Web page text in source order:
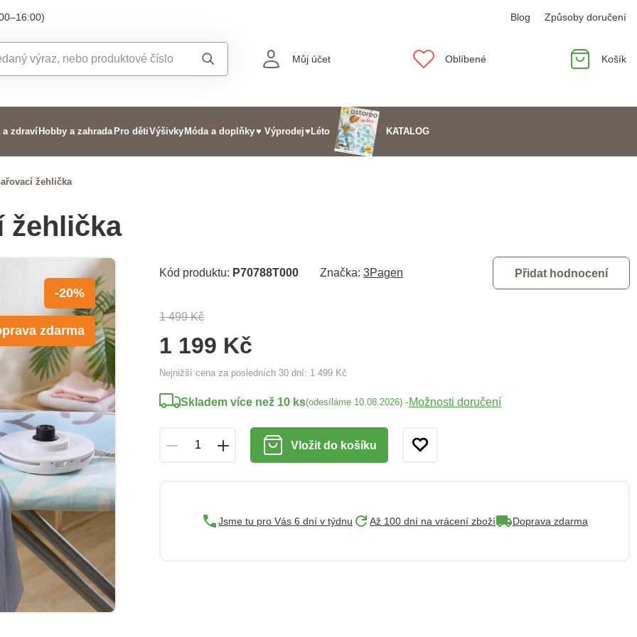
Blog Způsoby doručení
Můj účet Oblíbené Košík
a zdraví Hobby a zahrada Pro dětiVýšivky Móda a doplňky♥ Výprodej♥Léto KATALOG
žehlička
žehlička
-20%
zdarma
Kód produktu: P70788T000 Značka: 3Pagen Přidat hodnocení
1 499 Kč
1 199 Kč
Nejnižší cena za posledních 30 dní: 1 499 Kč
Skladem více než 10 ks(odesíláme 10.08.2026) -Možnosti doručení
Vložit do košíku
Jsme tu pro Vás 6 dní v týdnu Až 100 dní na vrácení zboží Doprava zdarma